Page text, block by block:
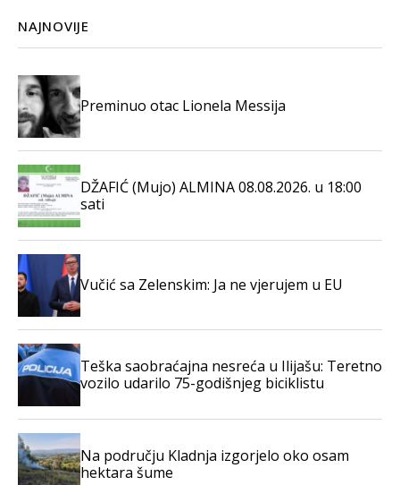
NAJNOVIJE
Preminuo otac Lionela Messija
DŽAFIĆ (Mujo) ALMINA 08.08.2026. u 18:00
sati
Vučić sa Zelenskim: Ja ne vjerujem u EU
Teška saobraćajna nesreća u Ilijašu: Teretno
vozilo udarilo 75-godišnjeg biciklistu
Na području Kladnja izgorjelo oko osam
hektara šume